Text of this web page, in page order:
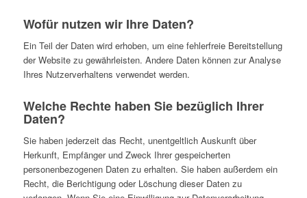
Wofür nutzen wir Ihre Daten?
Ein Teil der Daten wird erhoben, um eine fehlerfreie Bereitstellung
der Website zu gewährleisten. Andere Daten können zur Analyse
Ihres Nutzerverhaltens verwendet werden.
Welche Rechte haben Sie bezüglich Ihrer
Daten?
Sie haben jederzeit das Recht, unentgeltlich Auskunft über
Herkunft, Empfänger und Zweck Ihrer gespeicherten
personenbezogenen Daten zu erhalten. Sie haben außerdem ein
Recht, die Berichtigung oder Löschung dieser Daten zu